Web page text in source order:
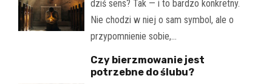
dziś sens? Tak — i to bardzo konkretny.
Nie chodzi w niej o sam symbol, ale o
przypomnienie sobie,…
Czy bierzmowanie jest
potrzebne do ślubu?